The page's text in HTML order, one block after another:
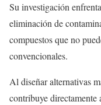
Su investigación
eliminación de
compuestos que no
convencionales.
Al diseñar alternativas
contribuye